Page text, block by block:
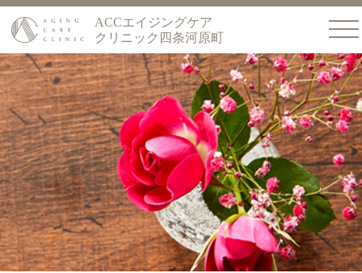
ACCエイジングケア
クリニック四条河原町